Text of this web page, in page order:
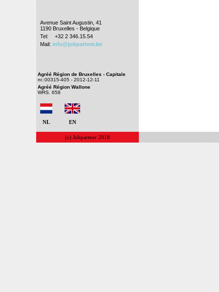
Avenue Saint Augustin, 41
1190 Bruxelles - Belgique
Tel:
+32 2 346.15.54
Mail: info@jobpartner.be
Agréé Région de Bruxelles - Capitale
nr.:00315-405 - 2012-12-11
Agréé Région Wallone
WRS. 658
NL EN
(c) Jobpartner 2018